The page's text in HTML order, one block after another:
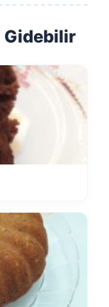
Gidebilir